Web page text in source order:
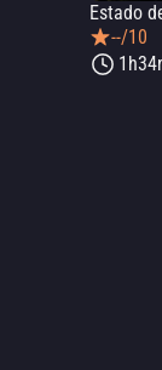
Estado
--/10